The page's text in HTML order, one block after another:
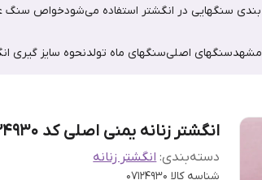
سنگهایی در انگشتر استفاده می‌شودخواص سنگ
مشهدسنگهای اصلیسنگهای ماه تولدنحوه سایز گیری
انگشتر زنانه یمنی اصلی کد 07124930
دسته‌بندی:انگشتر زنانه
شناسه کالا 07124930